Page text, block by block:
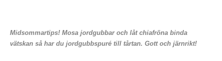
Midsommartips! Mosa jordgubbar och låt chiafröna binda
vätskan så har du jordgubbspuré till tårtan. Gott och järnrikt!